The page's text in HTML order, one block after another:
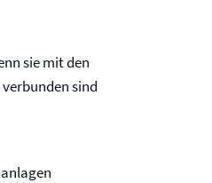
sie mit den
sind